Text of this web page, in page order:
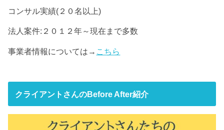
コンサル実績(２０名以上)
法人案件:２０１２年～現在まで多数
事業者情報については→ こちら
クライアントさんのBefore After紹介